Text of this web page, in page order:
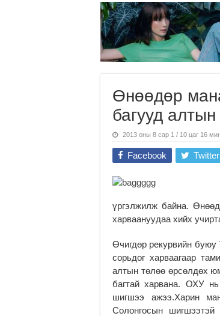
Өнөөдөр
багууд
2013 оны 8 сар 1 / 10 цаг 16
Facebook Twitter
үргэлжилж байна.
харваануудаа хийх
Өчигдөр рекурвийн буюу
сорьдог харваагаар
алтын төлөө өрсөлдөх
багтай харвана. ОХУ
шигшээ ажээ.Харин
Солонгосын